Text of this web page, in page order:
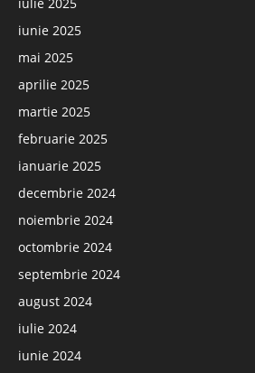
iunie 2025
mai 2025
aprilie 2025
martie 2025
februarie 2025
ianuarie 2025
decembrie 2024
noiembrie 2024
octombrie 2024
septembrie 2024
august 2024
iulie 2024
iunie 2024